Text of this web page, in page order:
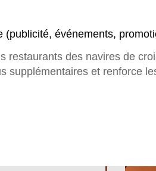
événements,
restaurants des navires de
supplémentaires et renforce